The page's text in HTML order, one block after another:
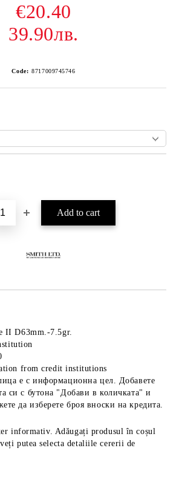
€20.40
39.90лв.
Code: 8717009745746
II D63mm.-7.5gr.
from credit institutions
е с информационна цел. Добавете
си с бутона "Добави в количката" и
да изберете броя вноски на кредита.
informativ. Adăugați produsul în coșul
putea selecta detaliile cererii de